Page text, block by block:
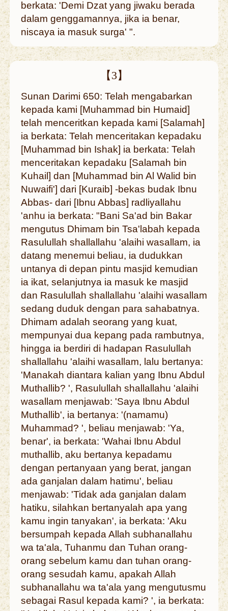
berkata: 'Demi Dzat yang jiwaku berada
dalam genggamannya, jika ia benar,
niscaya ia masuk surga' ".
【3】
Sunan Darimi 650: Telah mengabarkan
kepada kami [Muhammad bin Humaid]
telah menceritkan kepada kami [Salamah]
ia berkata: Telah menceritakan kepadaku
[Muhammad bin Ishak] ia berkata: Telah
menceritakan kepadaku [Salamah bin
Kuhail] dan [Muhammad bin Al Walid bin
Nuwaifi'] dari [Kuraib] -bekas budak Ibnu
Abbas- dari [Ibnu Abbas] radliyallahu
'anhu ia berkata: "Bani Sa'ad bin Bakar
mengutus Dhimam bin Tsa'labah kepada
Rasulullah shallallahu 'alaihi wasallam, ia
datang menemui beliau, ia dudukkan
untanya di depan pintu masjid kemudian
ia ikat, selanjutnya ia masuk ke masjid
dan Rasulullah shallallahu 'alaihi wasallam
sedang duduk dengan para sahabatnya.
Dhimam adalah seorang yang kuat,
mempunyai dua kepang pada rambutnya,
hingga ia berdiri di hadapan Rasulullah
shallallahu 'alaihi wasallam, lalu bertanya:
'Manakah diantara kalian yang Ibnu Abdul
Muthallib? ', Rasulullah shallallahu 'alaihi
wasallam menjawab: 'Saya Ibnu Abdul
Muthallib', ia bertanya: '(namamu)
Muhammad? ', beliau menjawab: 'Ya,
benar', ia berkata: 'Wahai Ibnu Abdul
muthallib, aku bertanya kepadamu
dengan pertanyaan yang berat, jangan
ada ganjalan dalam hatimu', beliau
menjawab: 'Tidak ada ganjalan dalam
hatiku, silahkan bertanyalah apa yang
kamu ingin tanyakan', ia berkata: 'Aku
bersumpah kepada Allah subhanallahu
wa ta'ala, Tuhanmu dan Tuhan orang-
orang sebelum kamu dan tuhan orang-
orang sesudah kamu, apakah Allah
subhanallahu wa ta'ala yang mengutusmu
sebagai Rasul kepada kami? ', ia berkata: